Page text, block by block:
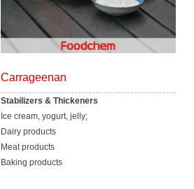
Carrageenan
Stabilizers & Thickeners
Ice cream, yogurt, jelly;
Dairy products
Meat products
Baking products